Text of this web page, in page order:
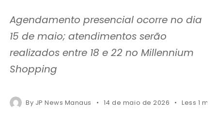
Agendamento presencial ocorre no dia
15 de maio; atendimentos serão
realizados entre 18 e 22 no Millennium
Shopping
By JP News Manaus 14 de maio de 2026 Less 1